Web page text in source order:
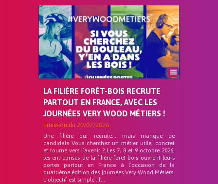
LA FILIÈRE FORÊT-BOIS RECRUTE
PARTOUT EN FRANCE, AVEC LES
JOURNÉES VERY WOOD MÉTIERS !
Emission du 20/07/2026
Une filière qui recrute… mais manque de
candidats Vous cherchez un métier utile, concret
et tourné vers l’avenir ? Les 7, 8 et 9 octobre 2026,
les entreprises de la filière forêt-bois ouvrent leurs
portes partout en France à l’occasion de la
quatrième édition des journées Very Wood Métiers.
L’objectif est simple : f...